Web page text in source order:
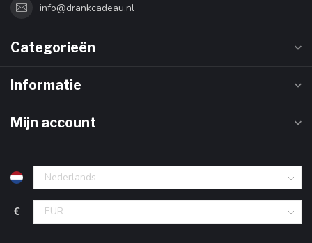
info@drankcadeau.nl
Categorieën
Informatie
Mijn account
€